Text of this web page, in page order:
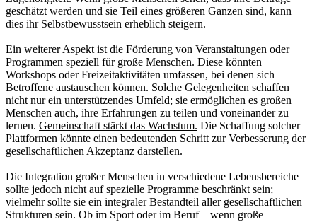
geschätzt werden und sie Teil eines größeren Ganzen sind, kann
dies ihr Selbstbewusstsein erheblich steigern.
Ein weiterer Aspekt ist die Förderung von Veranstaltungen oder
Programmen speziell für große Menschen. Diese könnten
Workshops oder Freizeitaktivitäten umfassen, bei denen sich
Betroffene austauschen können. Solche Gelegenheiten schaffen
nicht nur ein unterstützendes Umfeld; sie ermöglichen es großen
Menschen auch, ihre Erfahrungen zu teilen und voneinander zu
lernen. Gemeinschaft stärkt das Wachstum. Die Schaffung solcher
Plattformen könnte einen bedeutenden Schritt zur Verbesserung der
gesellschaftlichen Akzeptanz darstellen.
Die Integration großer Menschen in verschiedene Lebensbereiche
sollte jedoch nicht auf spezielle Programme beschränkt sein;
vielmehr sollte sie ein integraler Bestandteil aller gesellschaftlichen
Strukturen sein. Ob im Sport oder im Beruf – wenn große